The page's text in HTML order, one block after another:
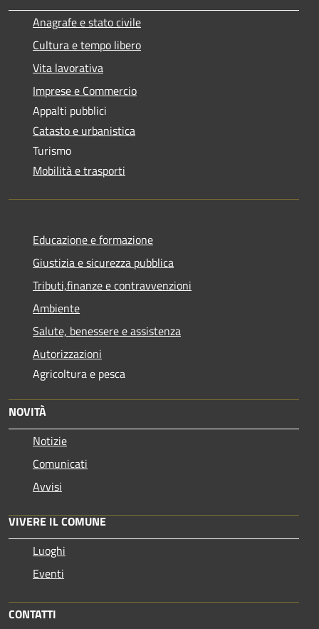
Anagrafe e stato civile
Cultura e tempo libero
Vita lavorativa
Imprese e Commercio
Appalti pubblici
Catasto e urbanistica
Turismo
Mobilità e trasporti
Educazione e formazione
Giustizia e sicurezza pubblica
Tributi,finanze e contravvenzioni
Ambiente
Salute, benessere e assistenza
Autorizzazioni
Agricoltura e pesca
NOVITÀ
Notizie
Comunicati
Avvisi
VIVERE IL COMUNE
Luoghi
Eventi
CONTATTI